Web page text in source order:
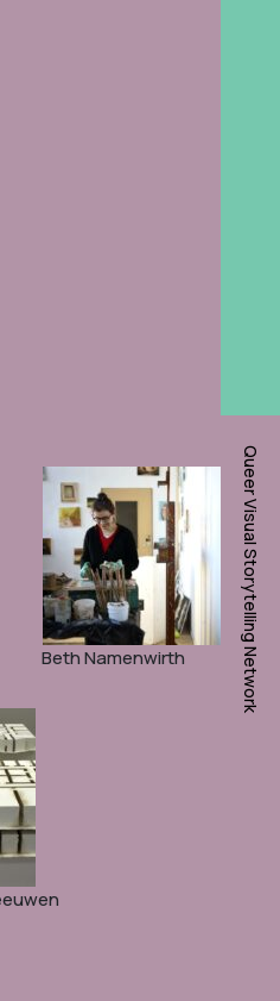
Beth Namenwirth Queer Visual Storytelling Network